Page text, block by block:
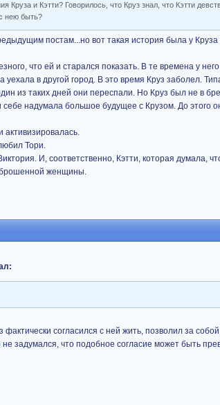
Круза и Кэтти? Говорилось, что Круз знал, что Кэтти
нею быть?
постам...но вот такая история была у Круза
что ей и старался показать. В те времена у
в другой город. В это время Круз заболел.
из таких дней они переспали. Но Круз был не в
себе надумала большое будущее с Крузом. До этого
активизировалась.
Тори.
И, соответственно, Кэтти, которая думала,
брошенной женщины.
согласился с ней жить, позволил за
задумался, что подобное согласие может быть